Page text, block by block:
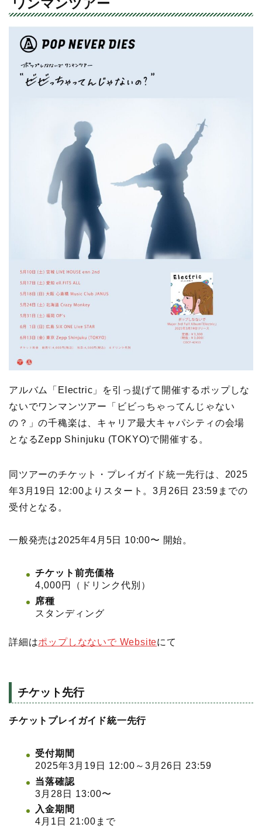
ワンマンツアー
アルバム「Electric」を引っ提げて開催するポップしな
ないでワンマンツアー「ビビっちゃってんじゃない
の？」の千穐楽は、キャリア最大キャパシティの会場
となるZepp Shinjuku (TOKYO)で開催する。
同ツアーのチケット・プレイガイド統一先行は、2025
年3月19日 12:00よりスタート。3月26日 23:59までの
受付となる。
一般発売は2025年4月5日 10:00〜 開始。
チケット前売価格
4,000円（ドリンク代別）
席種
スタンディング
詳細はポップしなないで Websiteにて
チケット先行
チケットプレイガイド統一先行
受付期間
2025年3月19日 12:00～3月26日 23:59
当落確認
3月28日 13:00〜
入金期間
4月1日 21:00まで